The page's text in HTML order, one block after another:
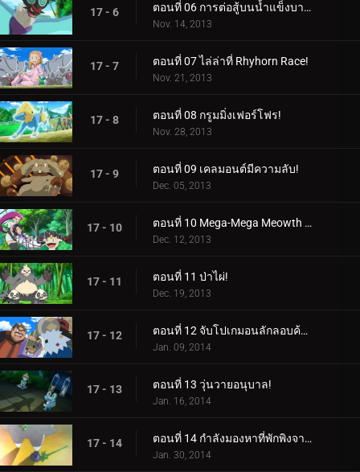
17 - 6 ตอนที่ 06 การต่อสู้บนน้ำแข็งบาง ๆ!
Nov. 14, 2013
17 - 7 ตอนที่ 07 ไล่ล่าที่ Rhyhorn Race!
Nov. 21, 2013
17 - 8 ตอนที่ 08 กรูมมิ่งเฟอร์โฟร!
Nov. 28, 2013
17 - 9 ตอนที่ 09 เคลมอนต์มีความลับ!
Dec. 05, 2013
17 - 10 ตอนที่ 10 Mega-Mega Meowth ความบ้าคลั่ง!
Dec. 12, 2013
17 - 11 ตอนที่ 11 ป่าไผ่!
Dec. 19, 2013
17 - 12 ตอนที่ 12 จับโปเกมอนลักลอบค้าของเถื่อน!
Jan. 09, 2014
17 - 13 ตอนที่ 13 วุ่นวายอนุบาล!
Jan. 16, 2014
17 - 14 ตอนที่ 14 กำลังมองหาที่พักพิงจากพายุ!
Jan. 30, 2014